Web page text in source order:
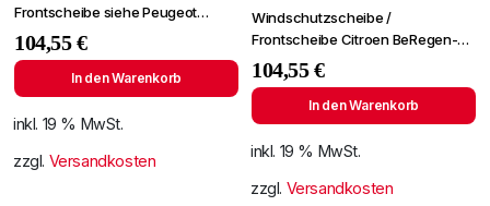
Frontscheibe siehe Peugeot
Partner 96- (2724)
104,55€
In den Warenkorb
inkl. 19 % MwSt.
zzgl. Versandkosten
Windschutzscheibe /
Frontscheibe Citroen BeRegen-
Lichtingo 96- +Spiegelhalter
104,55€
In den Warenkorb
inkl. 19 % MwSt.
zzgl. Versandkosten